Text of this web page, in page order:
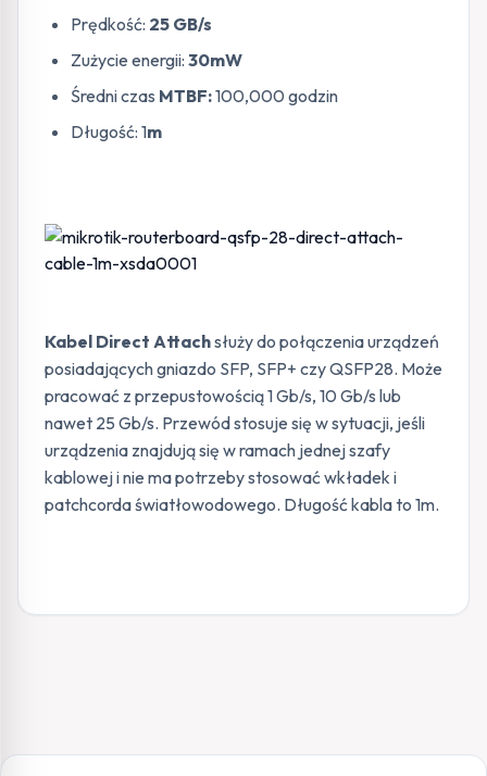
Prędkość: 25 GB/s
Zużycie energii: 30mW
Średni czas MTBF:100,000 godzin
Długość: 1m
Kabel Direct Attachsłuży do połączenia urządzeń
posiadających gniazdo SFP, SFP+ czy QSFP28. Może
pracować z przepustowością 1 Gb/s, 10 Gb/s lub
nawet 25 Gb/s. Przewód stosuje się w sytuacji, jeśli
urządzenia znajdują się w ramach jednej szafy
kablowej i nie ma potrzeby stosować wkładek i
patchcorda światłowodowego. Długość kabla to 1m.